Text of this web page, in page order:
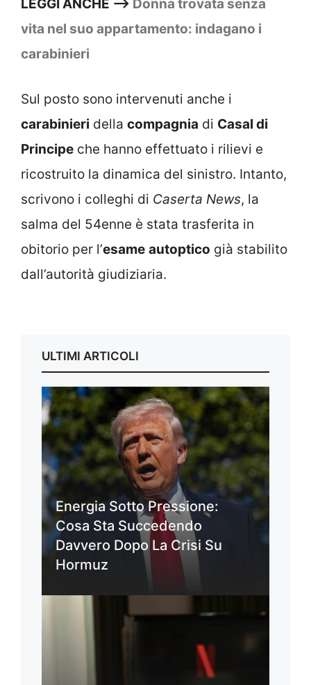
LEGGI ANCHE —> Donna trovata senza
vita nel suo appartamento: indagano i
carabinieri
Sul posto sono intervenuti anche i
carabinieri della compagnia di Casal di
Principe che hanno effettuato i rilievi e
ricostruito la dinamica del sinistro. Intanto,
scrivono i colleghi di Caserta News, la
salma del 54enne è stata trasferita in
obitorio per l’esame autoptico già stabilito
dall’autorità giudiziaria.
ULTIMI ARTICOLI
Energia Sotto Pressione:
Cosa Sta Succedendo
Davvero Dopo La Crisi Su
Hormuz